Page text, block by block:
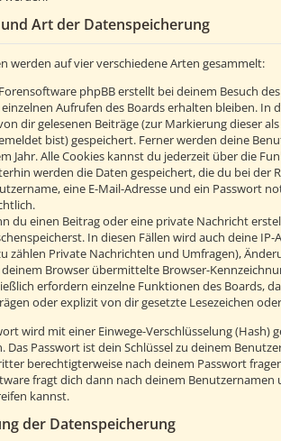
Art der Datenspeicherung
werden auf vier verschiedene Arten gesammelt:
phpBB erstellt bei deinem Besuch
Aufrufen des Boards erhalten bleiben.
dir gelesenen Beiträge (zur Markierung dieser
bist) gespeichert. Ferner werden deine
Jahr. Alle Cookies kannst du jederzeit über die
werden die Daten gespeichert, die du bei der
eine E-Mail-Adresse und ein Passwort
du einen Beitrag oder eine private Nachricht
In diesen Fällen wird auch deine
zählen Private Nachrichten und Umfragen),
Browser übermittelte Browser-
erfordern einzelne Funktionen des Boards,
oder explizit von dir gesetzte Lesezeichen
wird mit einer Einwege-Verschlüsselung (Hash)
Das Passwort ist dein Schlüssel zu deinem
berechtigterweise nach deinem Passwort
fragt dich dann nach deinem
kannst.
der Datenspeicherung